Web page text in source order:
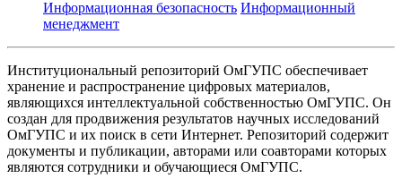
Информационная безопасность Информационный
менеджмент
Институциональный репозиторий ОмГУПС обеспечивает
хранение и распространение цифровых материалов,
являющихся интеллектуальной собственностью ОмГУПС. Он
создан для продвижения результатов научных исследований
ОмГУПС и их поиск в сети Интернет. Репозиторий содержит
документы и публикации, авторами или соавторами которых
являются сотрудники и обучающиеся ОмГУПС.